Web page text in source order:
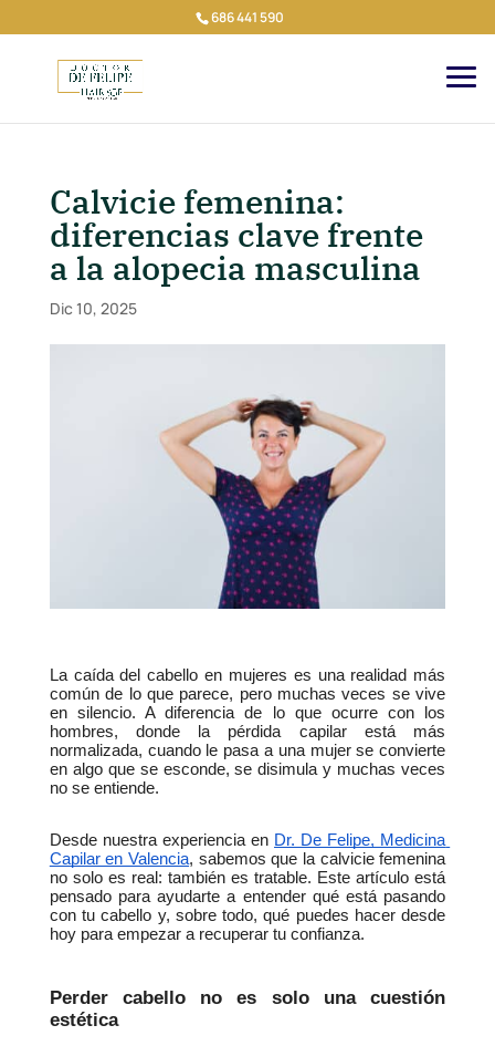
686 441 590
Calvicie femenina:
diferencias clave frente
a la alopecia masculina
Dic 10, 2025
La caída del cabello en mujeres es una realidad más
común de lo que parece, pero muchas veces se vive
en silencio. A diferencia de lo que ocurre con los
hombres, donde la pérdida capilar está más
normalizada, cuando le pasa a una mujer se convierte
en algo que se esconde, se disimula y muchas veces
no se entiende.
Desde nuestra experiencia en Dr. De Felipe, Medicina
Capilar en Valencia, sabemos que la calvicie femenina
no solo es real: también es tratable. Este artículo está
pensado para ayudarte a entender qué está pasando
con tu cabello y, sobre todo, qué puedes hacer desde
hoy para empezar a recuperar tu confianza.
Perder cabello no es solo una cuestión
estética